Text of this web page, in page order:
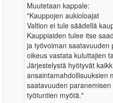
Muutetaan kappale:
"Kauppojen aukioloajat
Valtion ei tule säädellä
Kauppiaiden tulee itse
ja työvoiman saatavuuden
oikeus vastata kuluttajien
Järjestelystä hyötyvät
ansaintamahdollisuuksien
saatavuuden
työtuntien myötä."